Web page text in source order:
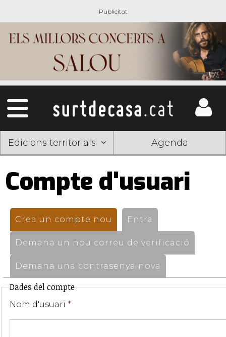
Edicions territorials Agenda
Compte d'usuari
Pestanyes
primàries
Crea un compte nou (pestanya activa)
Entra
Demana un nou correu de verificació
Demana una contrasenya nova
Dades del compte
Nom d'usuari *